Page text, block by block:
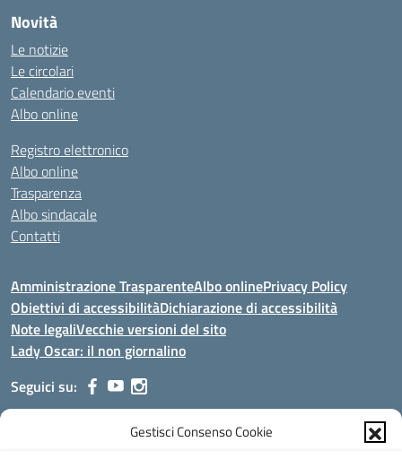
Gestisci Consenso Cookie
Novità
Le notizie
Le circolari
Calendario eventi
Albo online
Registro elettronico
Albo online
Trasparenza
Albo sindacale
Contatti
Amministrazione TrasparenteAlbo onlinePrivacy Policy
Obiettivi di accessibilitàDichiarazione di accessibilità
Note legaliVecchie versioni del sito
Lady Oscar: il non giornalino
Seguici su:
Viale Aldo Moro, 51 - 24021 Albino (Bg)